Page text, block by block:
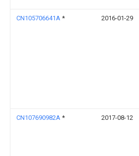
CN105706641A * 2016-01-29
CN107690982A * 2017-08-12